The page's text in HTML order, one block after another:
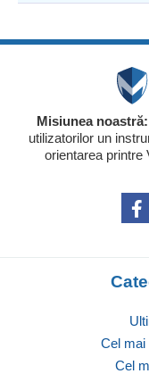
Misiunea noastră:
utilizatorilor un
orientarea printre
Cel mai
Cel